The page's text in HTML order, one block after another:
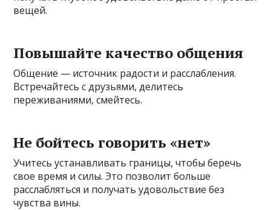
вещей.
Повышайте качество общения
Общение — источник радости и расслабления.
Встречайтесь с друзьями, делитесь
переживаниями, смейтесь.
Не бойтесь говорить «нет»
Учитесь устанавливать границы, чтобы беречь
свое время и силы. Это позволит больше
расслабляться и получать удовольствие без
чувства вины.